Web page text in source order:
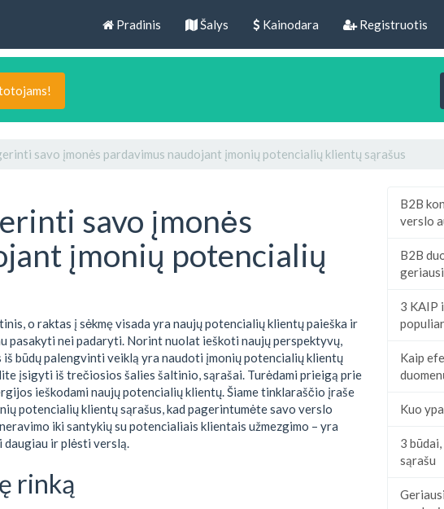
Pradinis Šalys Kainodara Registruotis
savo įmonės pardavimus naudojant įmonių potencialių klientų sąrašus
savo įmonės
įmonių potencialių
o raktas į sėkmę visada yra naujų potencialių klientų paieška ir
pasakyti nei padaryti. Norint nuolat ieškoti naujų perspektyvų,
būdų palengvinti veiklą yra naudoti įmonių potencialių klientų
įsigyti iš trečiosios šalies šaltinio, sąrašai. Turėdami prieigą prie
ieškodami naujų potencialių klientų. Šiame tinklaraščio įraše
potencialių klientų sąrašus, kad pagerintumėte savo verslo
iki santykių su potencialiais klientais užmezgimo – yra
ir plėsti verslą.
rinką
B2B
verslo
B2B
3 KAIP
Kaip
Kuo
3
sąrašu